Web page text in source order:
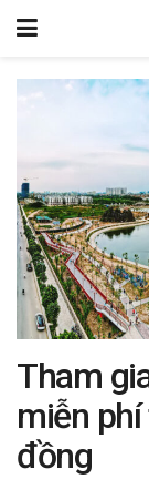
Tham
miễn
đồng